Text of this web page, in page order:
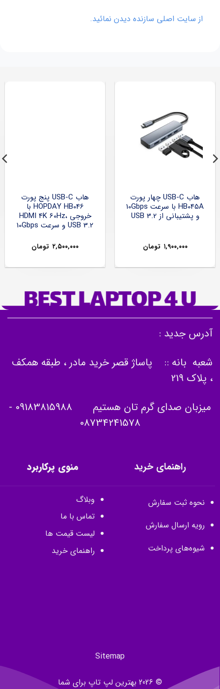
از سایت اصلی سازنده دیدن نمائید.
هاب USB-C چهار پورت
HB045A با سرعت 10Gbps
و پشتیبانی از USB 3.2
۱,۹۰۰,۰۰۰ تومان
هاب USB-C پنج پورت
HOPDAY HB046 با
خروجی HDMI 4K 60Hz،
USB 3.2 و سرعت 10Gbps
۲,۵۰۰,۰۰۰ تومان
آدرس جدید :
شعبه بانه :: پاساژ قصر خرید مادر ، طبقه همکف
، پلاک 219
میزبان صدای گرم تان هستیم
09183815988
-
08734241578
راهنمای خرید
نحوه ثبت سفارش
رویه ارسال سفارش
شیوه‌های پرداخت
منوی پرکاربرد
وبلاگ
تماس با ما
لیست قیمت ها
راهنمای خرید
Sitemap
© 2026 بهترین لپ تاپ برای شما